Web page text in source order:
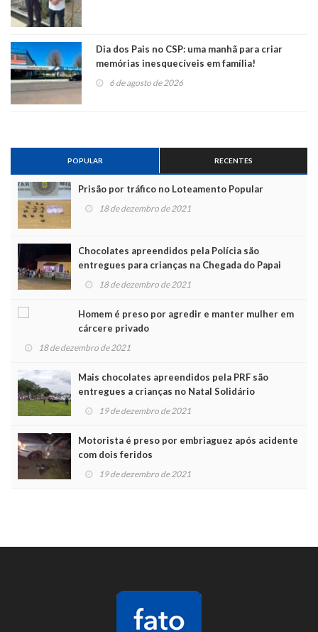
Dia dos Pais no CSP: uma manhã para criar
memórias inesquecíveis em família!
6 de agosto de 2026
POPULAR RECENTES
Prisão por tráfico no Loteamento Popular
18 de dezembro de 2021
Chocolates apreendidos pela Polícia são
entregues para crianças na Chegada do Papai
Noel
18 de dezembro de 2021
Homem é preso por agredir e manter mulher em
cárcere privado
18 de dezembro de 2021
Mais chocolates apreendidos pela PRF são
entregues a crianças no Natal Solidário
19 de dezembro de 2021
Motorista é preso por embriaguez após acidente
com dois feridos
19 de dezembro de 2021